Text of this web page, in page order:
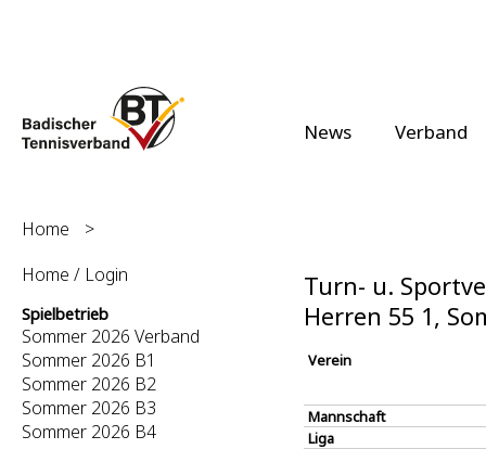
News Verband
Home
>
Home / Login
Spielbetrieb
Sommer 2026 Verband
Sommer 2026 B1
Sommer 2026 B2
Sommer 2026 B3
Sommer 2026 B4
Turn- u.
Herren 55 1,
Verein
Mannschaft
Liga